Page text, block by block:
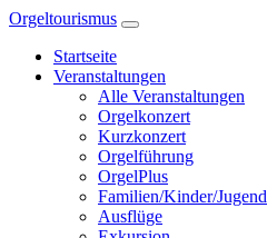
Zum
springen
Orgeltourismus
Startseite
Veranstaltungen
Alle Veranstaltungen
Orgelkonzert
Kurzkonzert
Orgelführung
OrgelPlus
Familien/Kinder/Jugend
Ausflüge